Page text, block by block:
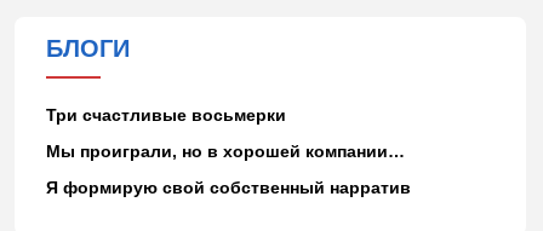
БЛОГИ
Три счастливые восьмерки
Мы проиграли, но в хорошей компании…
Я формирую свой собственный нарратив